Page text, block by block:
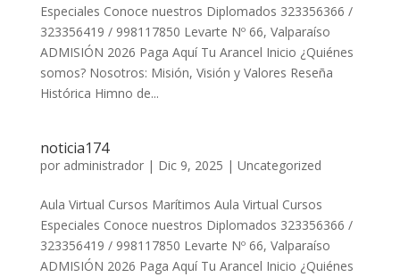
Especiales Conoce nuestros Diplomados 323356366 /
323356419 / 998117850 Levarte Nº 66, Valparaíso
ADMISIÓN 2026 Paga Aquí Tu Arancel Inicio ¿Quiénes
somos? Nosotros: Misión, Visión y Valores Reseña
Histórica Himno de...
noticia174
por administrador| Dic 9, 2025 | Uncategorized
Aula Virtual Cursos Marítimos Aula Virtual Cursos
Especiales Conoce nuestros Diplomados 323356366 /
323356419 / 998117850 Levarte Nº 66, Valparaíso
ADMISIÓN 2026 Paga Aquí Tu Arancel Inicio ¿Quiénes